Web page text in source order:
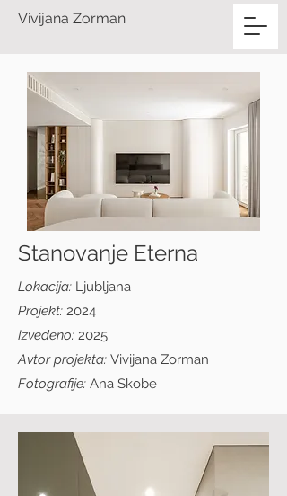
Vivijana Zorman
Stanovanje Eterna
Lokacija: Ljubljana
Projekt: 2024
Izvedeno: 2025
Avtor projekta: Vivijana Zorman
Fotografije: Ana Skobe